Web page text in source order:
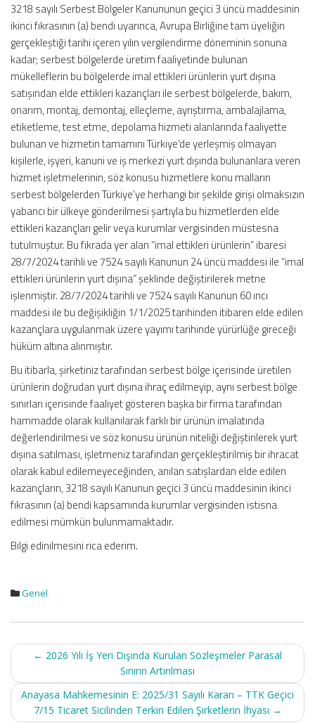
3218 sayılı Serbest Bölgeler Kanununun geçici 3 üncü maddesinin
ikinci fıkrasının (a) bendi uyarınca, Avrupa Birliğine tam üyeliğin
gerçekleştiği tarihi içeren yılın vergilendirme döneminin sonuna
kadar; serbest bölgelerde üretim faaliyetinde bulunan
mükelleflerin bu bölgelerde imal ettikleri ürünlerin yurt dışına
satışından elde ettikleri kazançları ile serbest bölgelerde, bakım,
onarım, montaj, demontaj, elleçleme, ayrıştırma, ambalajlama,
etiketleme, test etme, depolama hizmeti alanlarında faaliyette
bulunan ve hizmetin tamamını Türkiye’de yerleşmiş olmayan
kişilerle, işyeri, kanuni ve iş merkezi yurt dışında bulunanlara veren
hizmet işletmelerinin, söz konusu hizmetlere konu malların
serbest bölgelerden Türkiye’ye herhangi bir şekilde girişi olmaksızın
yabancı bir ülkeye gönderilmesi şartıyla bu hizmetlerden elde
ettikleri kazançları gelir veya kurumlar vergisinden müstesna
tutulmuştur. Bu fıkrada yer alan “imal ettikleri ürünlerin” ibaresi
28/7/2024 tarihli ve 7524 sayılı Kanunun 24 üncü maddesi ile “imal
ettikleri ürünlerin yurt dışına” şeklinde değiştirilerek metne
işlenmiştir. 28/7/2024 tarihli ve 7524 sayılı Kanunun 60 ıncı
maddesi ile bu değişikliğin 1/1/2025 tarihinden itibaren elde edilen
kazançlara uygulanmak üzere yayımı tarihinde yürürlüğe gireceği
hüküm altına alınmıştır.
Bu itibarla, şirketiniz tarafından serbest bölge içerisinde üretilen
ürünlerin doğrudan yurt dışına ihraç edilmeyip, aynı serbest bölge
sınırları içerisinde faaliyet gösteren başka bir firma tarafından
hammadde olarak kullanılarak farklı bir ürünün imalatında
değerlendirilmesi ve söz konusu ürünün niteliği değiştirilerek yurt
dışına satılması, işletmeniz tarafından gerçekleştirilmiş bir ihracat
olarak kabul edilemeyeceğinden, anılan satışlardan elde edilen
kazançların, 3218 sayılı Kanunun geçici 3 üncü maddesinin ikinci
fıkrasının (a) bendi kapsamında kurumlar vergisinden istisna
edilmesi mümkün bulunmamaktadır.
Bilgi edinilmesini rica ederim.
Genel
Post
navigation
← 2026 Yılı İş Yeri Dışında Kurulan Sözleşmeler Parasal
Sınırın Artırılması
Anayasa Mahkemesinin E: 2025/31 Sayılı Kararı – TTK Geçici
7/15 Ticaret Sicilinden Terkin Edilen Şirketlerin İhyası →